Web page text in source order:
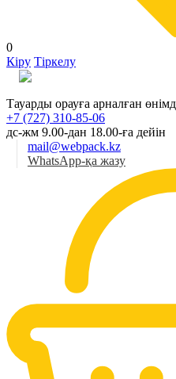
0
Кіру Тіркелу
Тауарды орауға арналған
+7 (727) 310-85-06
дс-жм 9.00-дан 18.00-ға дейін
mail@webpack.kz
WhatsApp-қа жазу